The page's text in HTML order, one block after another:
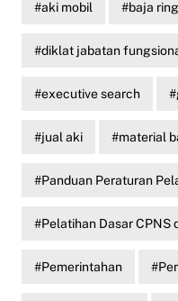
aki mobil baja
diklat jabatan
executive search
jual aki material
Panduan Peraturan
Pelatihan Dasar CPNS
Pemerintahan